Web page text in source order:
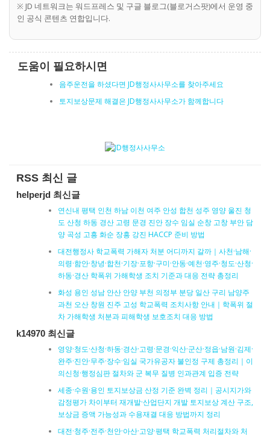
※ JD 네트워크는 워드프레스 및 구글 블로그(블로거스팟)에서 운영 중
인 공식 콘텐츠 연합입니다.
도움이 필요하시면
음주운전을 하셨다면 JD행정사사무소를 찾아주세요
토지보상문제 해결은 JD행정사사무소가 함께합니다
RSS 최신 글
helperjd 최신글
연신내 평택 인천 하남 이천 여주 안성 합천 성주 영양 울진 청
도 산청 하동 경산 고령 문경 진안 장수 임실 순창 고창 부안 담
양 곡성 고흥 화순 장흥 강진 HACCP 준비 방법
대전행정사 학교폭력 가해자 처분 어디까지 갈까｜사천·남해·
의령·함안·창녕·합천·기장·포항·구미·안동·예천·영주·청도·산청·
하동·경산 학폭위 가해학생 조치 기준과 대응 전략 총정리
화성 용인 성남 안산 안양 부천 의정부 분당 일산 구리 남양주
과천 오산 창원 진주 고성 학교폭력 조치사항 안내｜학폭위 절
차 가해학생 처분과 피해학생 보호조치 대응 방법
k14970 최신글
영양·청도·산청·하동·경산·고령·문경·익산·군산·정읍·남원·김제·
완주·진안·무주·장수·임실 국가유공자 불인정 구제 총정리｜이
의신청·행정심판 절차와 군 복무 질병 인과관계 입증 전략
세종·수원·용인 토지보상금 산정 기준 완벽 정리｜공시지가와
감정평가 차이부터 재개발·산업단지 개발 토지보상 계산 구조,
보상금 증액 가능성과 수용재결 대응 방법까지 정리
대전·청주·전주·천안·아산·고양·평택 학교폭력 처리절차와 처